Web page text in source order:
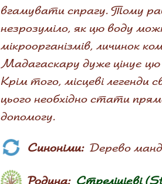
вгамувати спрагу. Тому
незрозуміло, як цю воду
мікроорганізмів, личинок
Мадагаскару дуже цінує цю
Крім того, місцеві
цього необхідно стати
допомогу.
Синоніми: Дерево
Родина: Стреліцієві